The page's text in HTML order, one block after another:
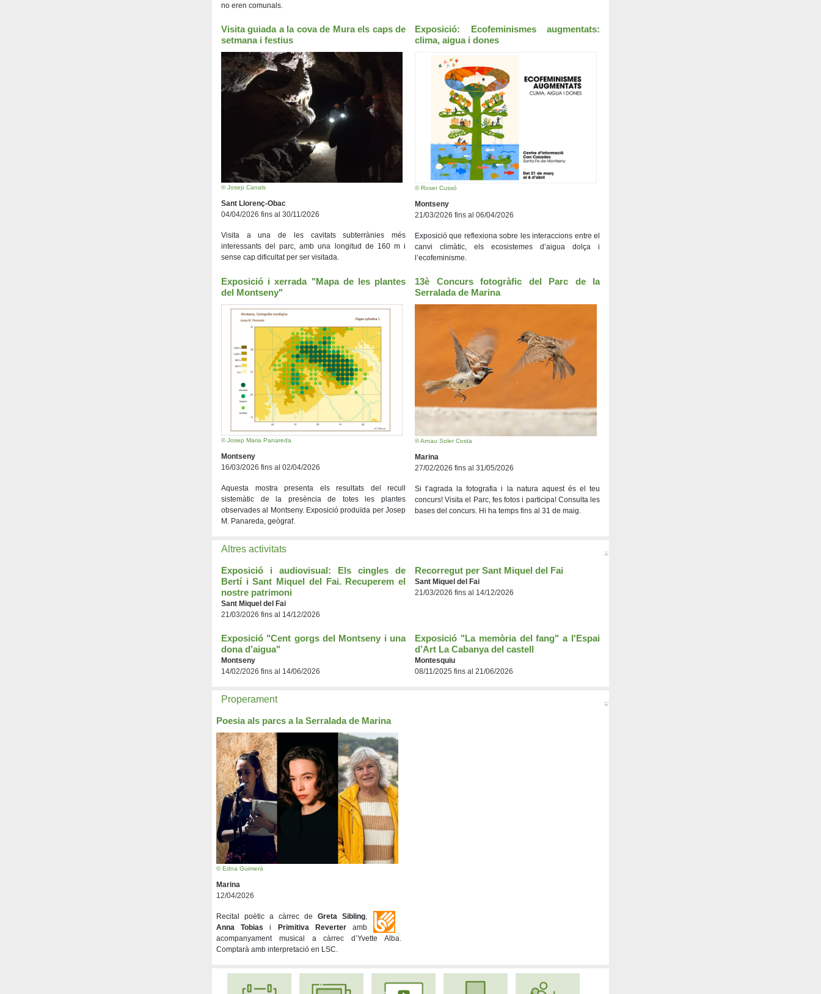
no eren comunals.
Visita guiada a la cova de Mura els caps de
setmana i festius
© Josep Canals
Sant Llorenç-Obac
04/04/2026 fins al 30/11/2026
Visita a una de les cavitats subterrànies més
interessants del parc, amb una longitud de 160 m i
sense cap dificultat per ser visitada.
Exposició: Ecofeminismes augmentats:
clima, aigua i dones
© Roser Cussó
Montseny
21/03/2026 fins al 06/04/2026
Exposició que reflexiona sobre les interaccions entre el
canvi climàtic, els ecosistemes d’aigua dolça i
l’ecofeminisme.
Exposició i xerrada "Mapa de les plantes
del Montseny"
© Josep Maria Panareda
Montseny
16/03/2026 fins al 02/04/2026
Aquesta mostra presenta els resultats del recull
sistemàtic de la presència de totes les plantes
observades al Montseny. Exposició produïda per Josep
M. Panareda, geògraf.
13è Concurs fotogràfic del Parc de la
Serralada de Marina
© Arnau Soler Costa
Marina
27/02/2026 fins al 31/05/2026
Si t’agrada la fotografia i la natura aquest és el teu
concurs! Visita el Parc, fes fotos i participa! Consulta les
bases del concurs. Hi ha temps fins al 31 de maig.
Altres activitats
Exposició i audiovisual: Els cingles de
Bertí i Sant Miquel del Fai. Recuperem el
nostre patrimoni
Sant Miquel del Fai
21/03/2026 fins al 14/12/2026
Recorregut per Sant Miquel del Fai
Sant Miquel del Fai
21/03/2026 fins al 14/12/2026
Exposició "Cent gorgs del Montseny i una
dona d’aigua"
Montseny
14/02/2026 fins al 14/06/2026
Exposició "La memòria del fang" a l'Espai
d’Art La Cabanya del castell
Montesquiu
08/11/2025 fins al 21/06/2026
Properament
Poesia als parcs a la Serralada de Marina
© Edna Guimerà
Marina
12/04/2026
Recital poètic a càrrec de Greta Sibling,
Anna Tobias i Primitiva Reverteramb
acompanyament musical a càrrec d’Yvette Alba.
Comptarà amb interpretació en LSC.